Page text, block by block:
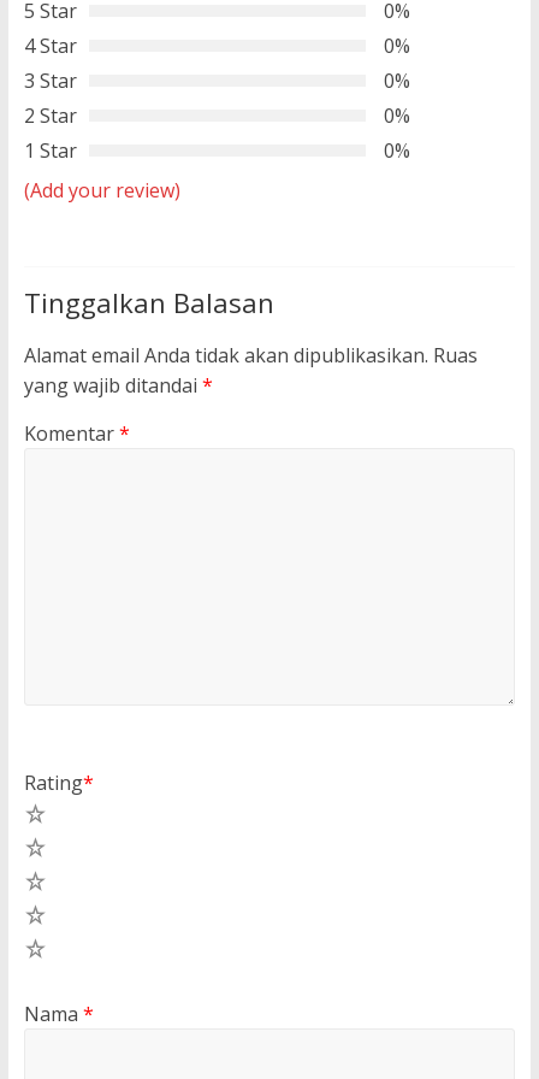
5 Star
0%
4 Star
0%
3 Star
0%
2 Star
0%
1 Star
0%
(Add your review)
Tinggalkan Balasan
Alamat email Anda tidak akan dipublikasikan. Ruas
yang wajib ditandai *
Komentar*
Rating*
Nama *